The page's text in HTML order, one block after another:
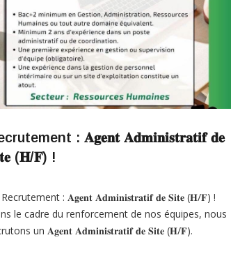
: 𝐀𝐠𝐞𝐧𝐭 𝐀𝐝𝐦𝐢𝐧𝐢𝐬𝐭𝐫𝐚𝐭𝐢𝐟 𝐝𝐞
(𝐇/𝐅) !
Recrutement : 𝐀𝐠𝐞𝐧𝐭 𝐀𝐝𝐦𝐢𝐧𝐢𝐬𝐭𝐫𝐚𝐭𝐢𝐟 𝐝𝐞 𝐒𝐢𝐭𝐞 (𝐇/𝐅) !
le cadre du renforcement de nos équipes, nous
un 𝐀𝐠𝐞𝐧𝐭 𝐀𝐝𝐦𝐢𝐧𝐢𝐬𝐭𝐫𝐚𝐭𝐢𝐟 𝐝𝐞 𝐒𝐢𝐭𝐞 (𝐇/𝐅).